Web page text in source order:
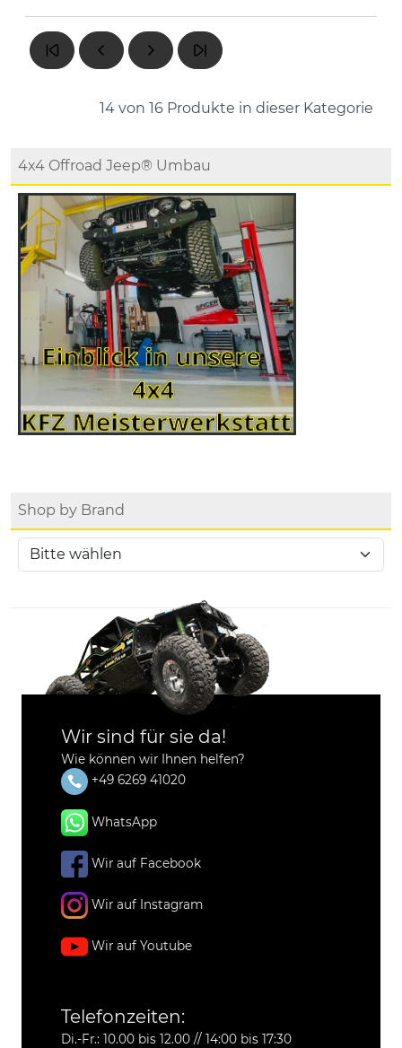
14 von 16 Produkte in dieser Kategorie
4x4 Offroad Jeep® Umbau
Shop by Brand
Wir sind für sie da!
Wie können wir Ihnen helfen?
+49 6269 41020
WhatsApp
Wir auf Facebook
Wir auf Instagram
Wir auf Youtube
Telefonzeiten:
Di.-Fr.: 10.00 bis 12.00 // 14:00 bis 17:30